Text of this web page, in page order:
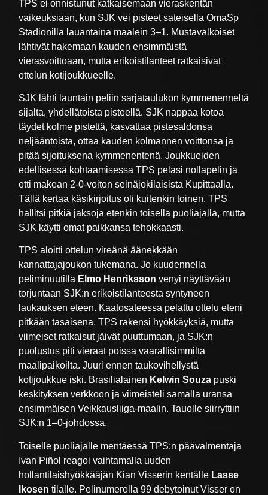
TPS ei onnistunut katkaisemaan vieraskentän
vaikeuksiaan, kun SJK vei pisteet sateisella OmaSp
Stadionilla lauantaina maalein 3–1. Mustavalkoiset
lähtivät hakemaan kauden ensimmäistä
vierasvoittoaan, mutta erikoistilanteet ratkaisivat
ottelun kotijoukkueelle.
SJK lähti launtain peliin sarjataulukon kymmenenneltä
sijalta, yhdellätoista pisteellä. SJK nappaa kotoa
täydet kolme pistettä, kasvattaa pistesaldonsa
neljääntoista, ottaa kauden kolmannen voittonsa ja
pitää sijoituksena kymmenentenä. Joukkueiden
edellisessä kohtaamisessa TPS pelasi nollapelin ja
otti makean 2-0-voiton seinäjokilaisista Kupittaalla.
Tällä kertaa käsikirjoitus oli kuitenkin toinen. TPS
hallitsi pitkiä jaksoja etenkin toisella puoliajalla, mutta
SJK käytti omat paikkansa tehokkaasti.
TPS aloitti ottelun vireänä äänekkään
kannattajajoukon tukemana. Jo kuudennella
peliminuutilla Elmo Henrikssonvenyi näyttävään
torjuntaan SJK:n erikoistilanteesta syntyneen
laukauksen eteen. Kaatosateessa pelattu ottelu eteni
pitkään tasaisena. TPS rakensi hyökkäyksiä, mutta
viimeiset ratkaisut jäivät puuttumaan, ja SJK:n
puolustus piti vieraat poissa vaarallisimmilta
maalipaikoilta. Juuri ennen taukovihellystä
kotijoukkue iski. Brasilialainen Kelwin Souza puski
keskityksen verkkoon ja viimeisteli samalla uransa
ensimmäisen Veikkausliiga-maalin. Tauolle siirryttiin
SJK:n 1–0-johdossa.
Toiselle puoliajalle mentäessä TPS:n päävalmentaja
Ivan Piñol reagoi vaihtamalla uuden
hollantilaishyökkääjän Kian Visserin kentälle Lasse
Ikosen tilalle. Pelinumerolla 99 debytoinut Visser on